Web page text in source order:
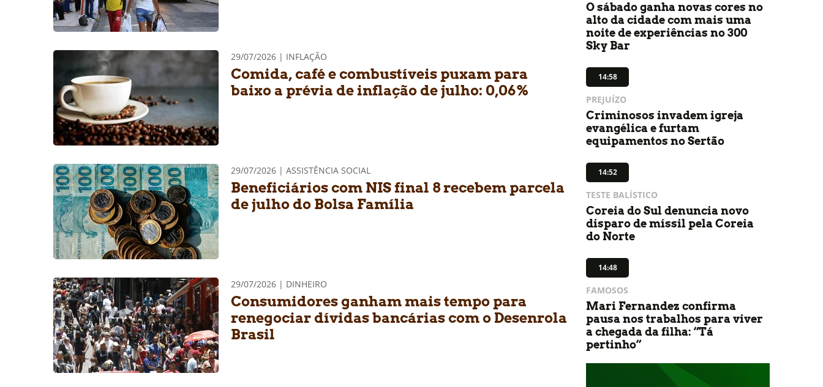
29/07/2026 | INFLAÇÃO
Comida, café e combustíveis puxam para
baixo a prévia de inflação de julho: 0,06%
29/07/2026 | ASSISTÊNCIA SOCIAL
Beneficiários com NIS final 8 recebem parcela
de julho do Bolsa Família
29/07/2026 | DINHEIRO
Consumidores ganham mais tempo para
renegociar dívidas bancárias com o Desenrola
Brasil
O sábado ganha novas cores no
alto da cidade com mais uma
noite de experiências no 300
Sky Bar
14:58
PREJUÍZO
Criminosos invadem igreja
evangélica e furtam
equipamentos no Sertão
14:52
TESTE BALÍSTICO
Coreia do Sul denuncia novo
disparo de míssil pela Coreia
do Norte
14:48
FAMOSOS
Mari Fernandez confirma
pausa nos trabalhos para viver
a chegada da filha: “Tá
pertinho”